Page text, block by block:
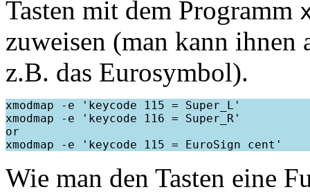
Tasten mit dem Programm
zuweisen (man kann ihnen
z.B. das Eurosymbol).
xmodmap -e 'keycode 115 = Super_L'
xmodmap -e 'keycode 116 = Super_R'
or
Wie man den Tasten eine